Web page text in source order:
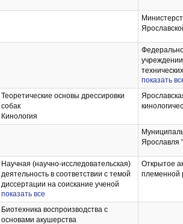
показать
Теоретические основы дрессировки
собак
Кинология
Ярославля
Научная (научно-исследовательская)
деятельность в соответствии с темой
диссертации на соискание ученой
степени кандидата наук
Подготовка публикаций основных
результатов научной (научно-
показать все
Открытое
племенной
Биотехника воспроизводства с
основами акушерства